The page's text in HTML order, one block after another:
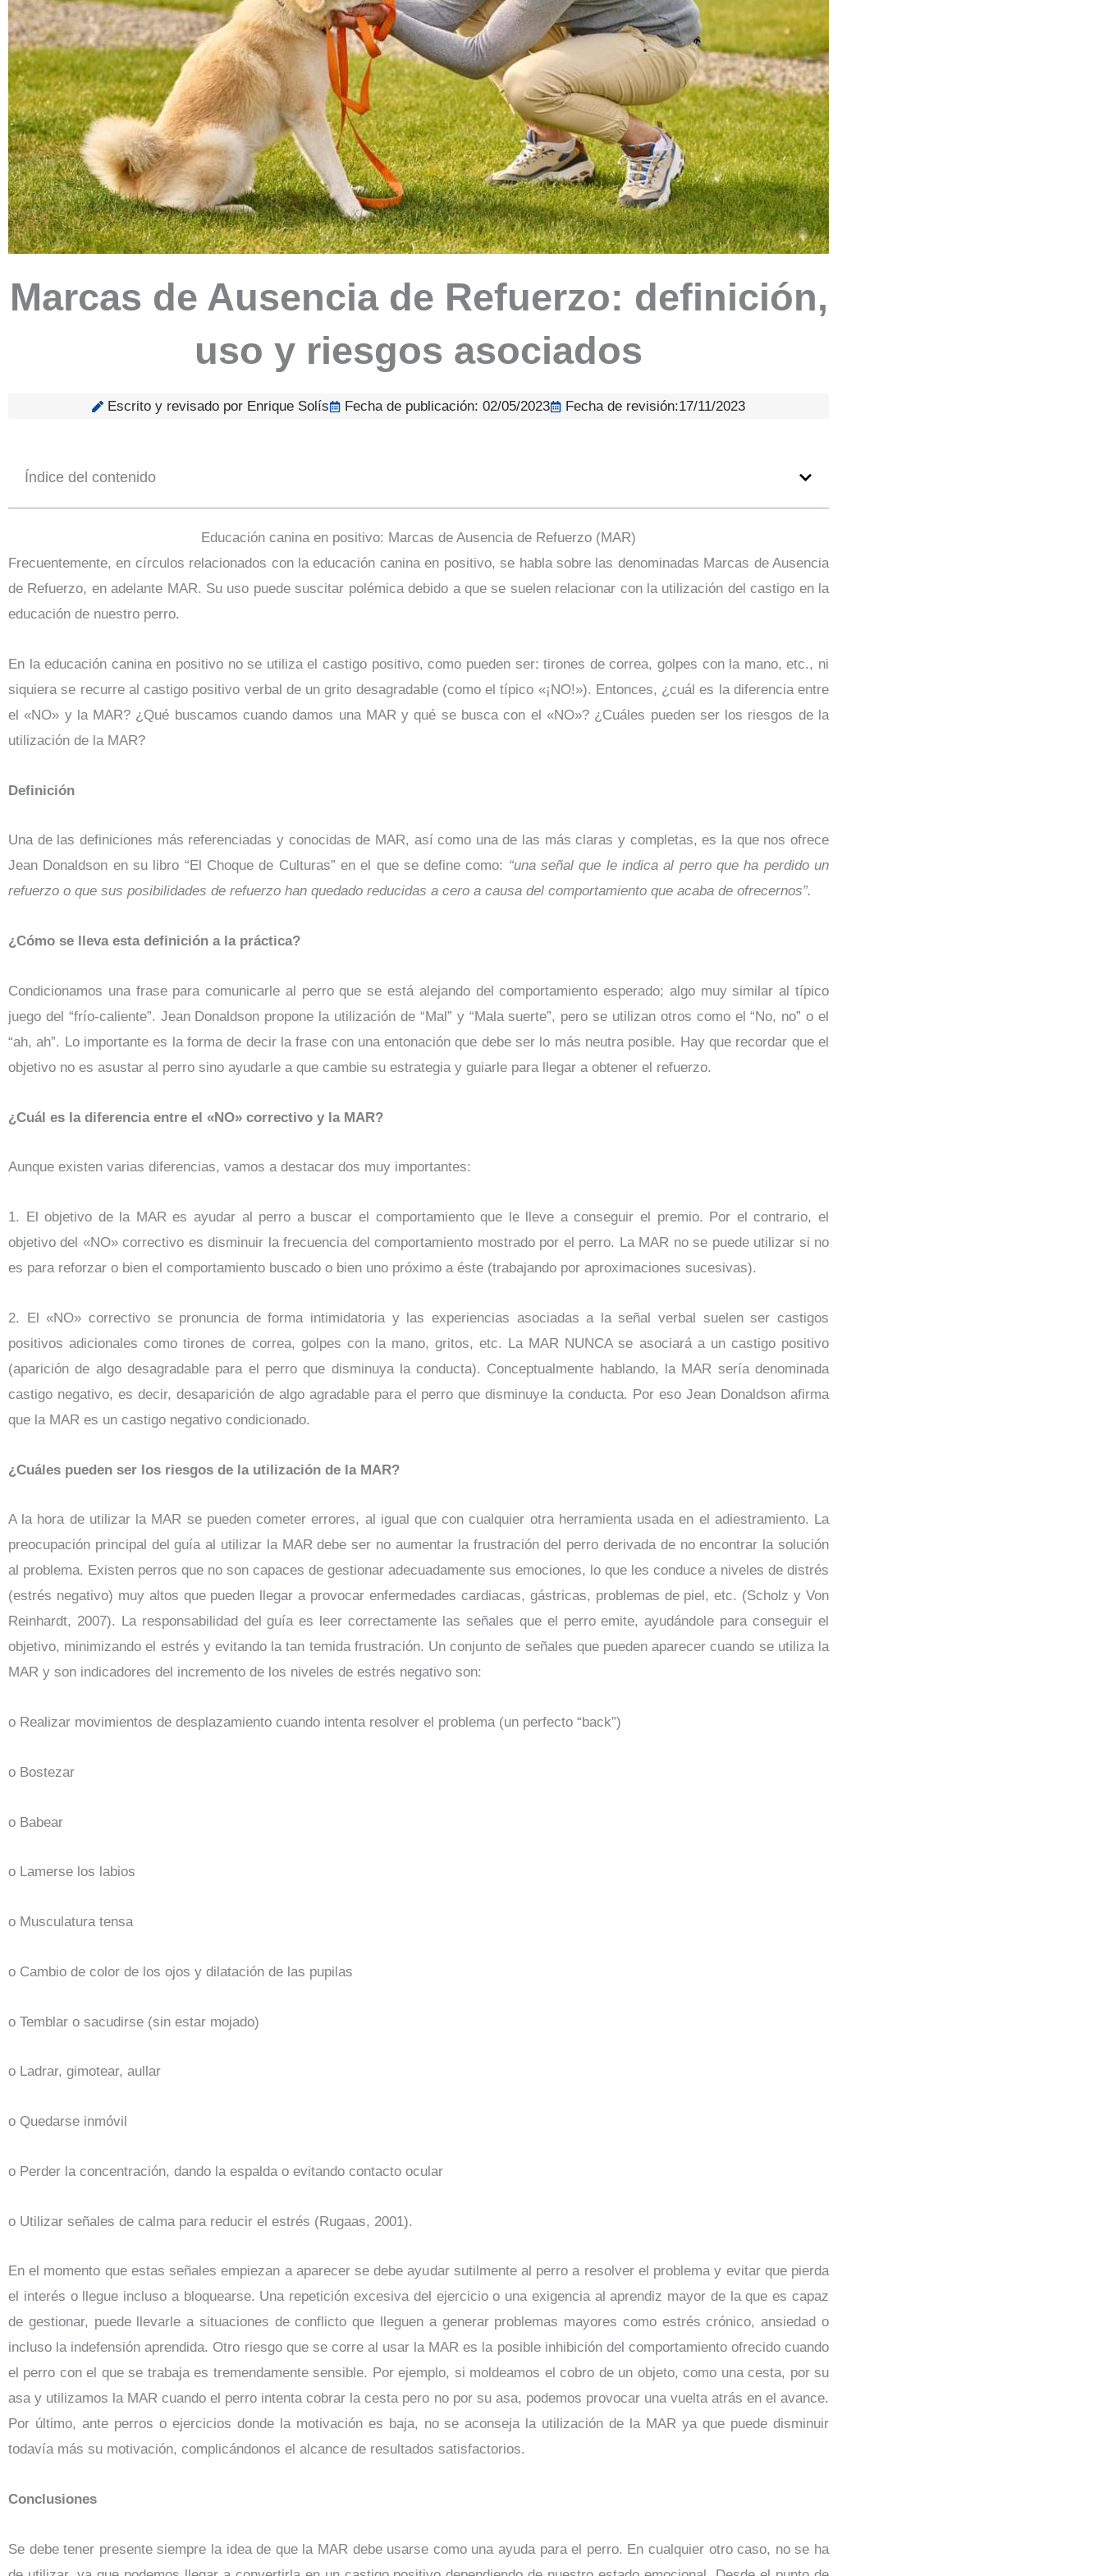
Marcas de Ausencia de Refuerzo: definición,
uso y riesgos asociados
Escrito y revisado por Enrique Solís Fecha de publicación: 02/05/2023 Fecha de revisión:17/11/2023
Índice del contenido
Educación canina en positivo: Marcas de Ausencia de Refuerzo (MAR)
Frecuentemente, en círculos relacionados con la educación canina en positivo, se habla sobre las denominadas Marcas de Ausencia
de Refuerzo, en adelante MAR. Su uso puede suscitar polémica debido a que se suelen relacionar con la utilización del castigo en la
educación de nuestro perro.
En la educación canina en positivo no se utiliza el castigo positivo, como pueden ser: tirones de correa, golpes con la mano, etc., ni
siquiera se recurre al castigo positivo verbal de un grito desagradable (como el típico «¡NO!»). Entonces, ¿cuál es la diferencia entre
el «NO» y la MAR? ¿Qué buscamos cuando damos una MAR y qué se busca con el «NO»? ¿Cuáles pueden ser los riesgos de la
utilización de la MAR?
Definición
Una de las definiciones más referenciadas y conocidas de MAR, así como una de las más claras y completas, es la que nos ofrece
Jean Donaldson en su libro “El Choque de Culturas” en el que se define como: “una señal que le indica al perro que ha perdido un
refuerzo o que sus posibilidades de refuerzo han quedado reducidas a cero a causa del comportamiento que acaba de ofrecernos”.
¿Cómo se lleva esta definición a la práctica?
Condicionamos una frase para comunicarle al perro que se está alejando del comportamiento esperado; algo muy similar al típico
juego del “frío-caliente”. Jean Donaldson propone la utilización de “Mal” y “Mala suerte”, pero se utilizan otros como el “No, no” o el
“ah, ah”. Lo importante es la forma de decir la frase con una entonación que debe ser lo más neutra posible. Hay que recordar que el
objetivo no es asustar al perro sino ayudarle a que cambie su estrategia y guiarle para llegar a obtener el refuerzo.
¿Cuál es la diferencia entre el «NO» correctivo y la MAR?
Aunque existen varias diferencias, vamos a destacar dos muy importantes:
1. El objetivo de la MAR es ayudar al perro a buscar el comportamiento que le lleve a conseguir el premio. Por el contrario, el
objetivo del «NO» correctivo es disminuir la frecuencia del comportamiento mostrado por el perro. La MAR no se puede utilizar si no
es para reforzar o bien el comportamiento buscado o bien uno próximo a éste (trabajando por aproximaciones sucesivas).
2. El «NO» correctivo se pronuncia de forma intimidatoria y las experiencias asociadas a la señal verbal suelen ser castigos
positivos adicionales como tirones de correa, golpes con la mano, gritos, etc. La MAR NUNCA se asociará a un castigo positivo
(aparición de algo desagradable para el perro que disminuya la conducta). Conceptualmente hablando, la MAR sería denominada
castigo negativo, es decir, desaparición de algo agradable para el perro que disminuye la conducta. Por eso Jean Donaldson afirma
que la MAR es un castigo negativo condicionado.
¿Cuáles pueden ser los riesgos de la utilización de la MAR?
A la hora de utilizar la MAR se pueden cometer errores, al igual que con cualquier otra herramienta usada en el adiestramiento. La
preocupación principal del guía al utilizar la MAR debe ser no aumentar la frustración del perro derivada de no encontrar la solución
al problema. Existen perros que no son capaces de gestionar adecuadamente sus emociones, lo que les conduce a niveles de distrés
(estrés negativo) muy altos que pueden llegar a provocar enfermedades cardiacas, gástricas, problemas de piel, etc. (Scholz y Von
Reinhardt, 2007). La responsabilidad del guía es leer correctamente las señales que el perro emite, ayudándole para conseguir el
objetivo, minimizando el estrés y evitando la tan temida frustración. Un conjunto de señales que pueden aparecer cuando se utiliza la
MAR y son indicadores del incremento de los niveles de estrés negativo son:
o Realizar movimientos de desplazamiento cuando intenta resolver el problema (un perfecto “back”)
o Bostezar
o Babear
o Lamerse los labios
o Musculatura tensa
o Cambio de color de los ojos y dilatación de las pupilas
o Temblar o sacudirse (sin estar mojado)
o Ladrar, gimotear, aullar
o Quedarse inmóvil
o Perder la concentración, dando la espalda o evitando contacto ocular
o Utilizar señales de calma para reducir el estrés (Rugaas, 2001).
En el momento que estas señales empiezan a aparecer se debe ayudar sutilmente al perro a resolver el problema y evitar que pierda
el interés o llegue incluso a bloquearse. Una repetición excesiva del ejercicio o una exigencia al aprendiz mayor de la que es capaz
de gestionar, puede llevarle a situaciones de conflicto que lleguen a generar problemas mayores como estrés crónico, ansiedad o
incluso la indefensión aprendida. Otro riesgo que se corre al usar la MAR es la posible inhibición del comportamiento ofrecido cuando
el perro con el que se trabaja es tremendamente sensible. Por ejemplo, si moldeamos el cobro de un objeto, como una cesta, por su
asa y utilizamos la MAR cuando el perro intenta cobrar la cesta pero no por su asa, podemos provocar una vuelta atrás en el avance.
Por último, ante perros o ejercicios donde la motivación es baja, no se aconseja la utilización de la MAR ya que puede disminuir
todavía más su motivación, complicándonos el alcance de resultados satisfactorios.
Conclusiones
Se debe tener presente siempre la idea de que la MAR debe usarse como una ayuda para el perro. En cualquier otro caso, no se ha